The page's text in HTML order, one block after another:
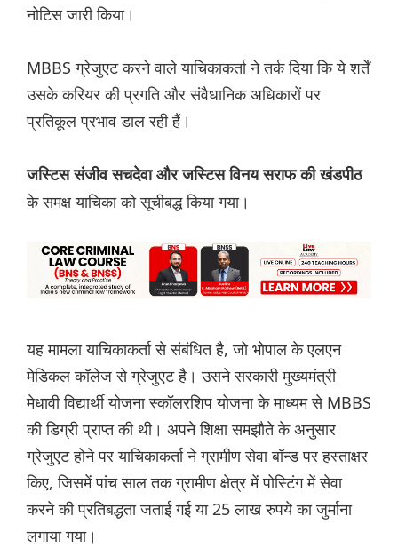
नोटिस जारी किया।
MBBS ग्रेजुएट करने वाले याचिकाकर्ता ने तर्क दिया कि ये शर्तें
उसके करियर की प्रगति और संवैधानिक अधिकारों पर
प्रतिकूल प्रभाव डाल रही हैं।
जस्टिस संजीव सचदेवा और जस्टिस विनय सराफ की खंडपीठ
के समक्ष याचिका को सूचीबद्ध किया गया।
यह मामला याचिकाकर्ता से संबंधित है, जो भोपाल के एलएन
मेडिकल कॉलेज से ग्रेजुएट है। उसने सरकारी मुख्यमंत्री
मेधावी विद्यार्थी योजना स्कॉलरशिप योजना के माध्यम से MBBS
की डिग्री प्राप्त की थी। अपने शिक्षा समझौते के अनुसार
ग्रेजुएट होने पर याचिकाकर्ता ने ग्रामीण सेवा बॉन्ड पर हस्ताक्षर
किए, जिसमें पांच साल तक ग्रामीण क्षेत्र में पोस्टिंग में सेवा
करने की प्रतिबद्धता जताई गई या 25 लाख रुपये का जुर्माना
लगाया गया।